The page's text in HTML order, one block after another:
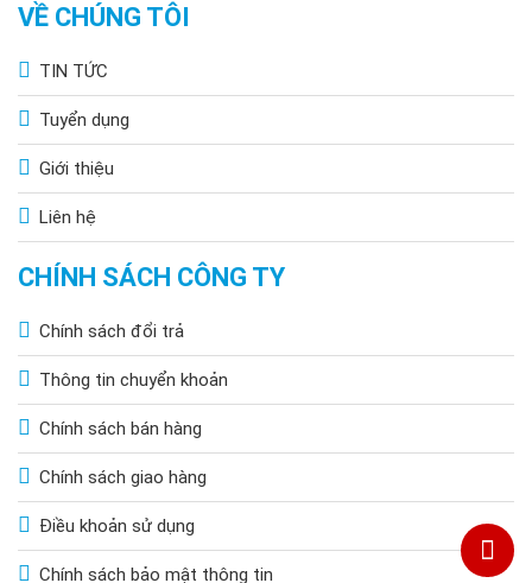
VỀ CHÚNG TÔI
TIN TỨC
Tuyển dụng
Giới thiệu
Liên hệ
CHÍNH SÁCH CÔNG TY
Chính sách đổi trả
Thông tin chuyển khoản
Chính sách bán hàng
Chính sách giao hàng
Điều khoản sử dụng
Chính sách bảo mật thông tin